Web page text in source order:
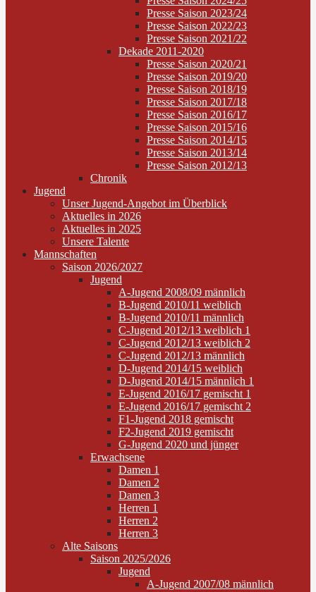
Presse Saison 2023/24
Presse Saison 2022/23
Presse Saison 2021/22
Dekade 2011-2020
Presse Saison 2020/21
Presse Saison 2019/20
Presse Saison 2018/19
Presse Saison 2017/18
Presse Saison 2016/17
Presse Saison 2015/16
Presse Saison 2014/15
Presse Saison 2013/14
Presse Saison 2012/13
Chronik
Jugend
Unser Jugend-Angebot im Überblick
Aktuelles in 2026
Aktuelles in 2025
Unsere Talente
Mannschaften
Saison 2026/2027
Jugend
A-Jugend 2008/09 männlich
B-Jugend 2010/11 weiblich
B-Jugend 2010/11 männlich
C-Jugend 2012/13 weiblich 1
C-Jugend 2012/13 weiblich 2
C-Jugend 2012/13 männlich
D-Jugend 2014/15 weiblich
D-Jugend 2014/15 männlich 1
E-Jugend 2016/17 gemischt 1
E-Jugend 2016/17 gemischt 2
F1-Jugend 2018 gemischt
F2-Jugend 2019 gemischt
G-Jugend 2020 und jünger
Erwachsene
Damen 1
Damen 2
Damen 3
Herren 1
Herren 2
Herren 3
Alte Saisons
Saison 2025/2026
Jugend
A-Jugend 2007/08 männlich